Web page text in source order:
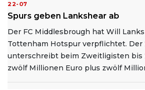
22-07
Spurs geben Lankshear ab
Der FC Middlesbrough hat Will
Tottenham Hotspur verpflichtet. Der
unterschreibt beim Zweitligisten bis
zwölf Millionen Euro plus zwölf